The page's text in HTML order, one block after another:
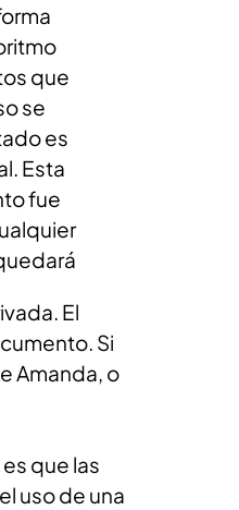
que
se
es
Esta
fue
El
Si
Amanda, o
que las
uso de una